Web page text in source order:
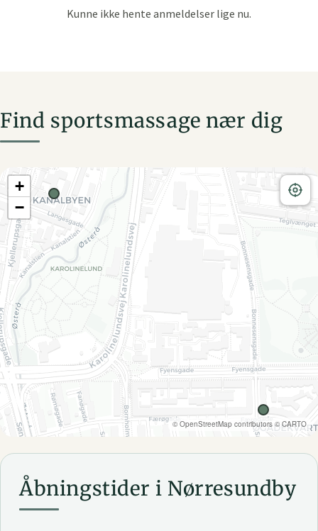
Find sportsmassage nær dig
+
−
© OpenStreetMap contributors © CARTO
Åbningstider i Nørresundby